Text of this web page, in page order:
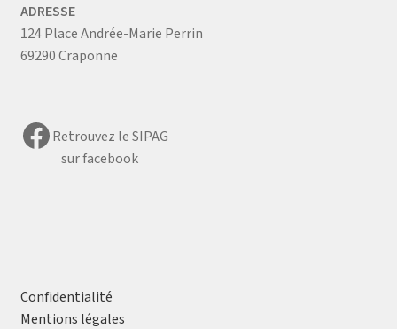
ADRESSE
124 Place Andrée-Marie Perrin
69290 Craponne
Facebook
Retrouvez le SIPAG
sur facebook
Confidentialité
Mentions légales